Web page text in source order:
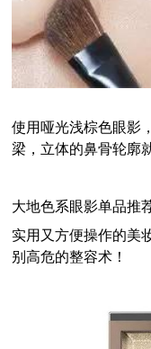
使用哑光浅棕色眼影
梁 ，立体的鼻骨轮廓
大地色系眼影单品推
实用又方便操作的美
别高危的整容术！